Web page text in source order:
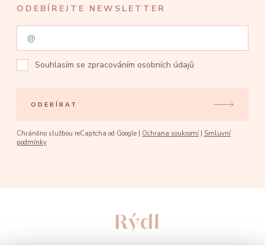
ODEBÍREJTE NEWSLETTER
Souhlasím se zpracováním osobních údajů
ODEBÍRAT
Chráněno službou reCaptcha od Google | Ochrana soukromí
Smluvní
podmínky